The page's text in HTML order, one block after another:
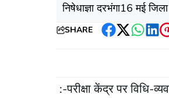
निषेधाज्ञा दरभंगा16 मई
SHARE
Facebook
Twitter
:-परीक्षा केंद्र पर विधि-